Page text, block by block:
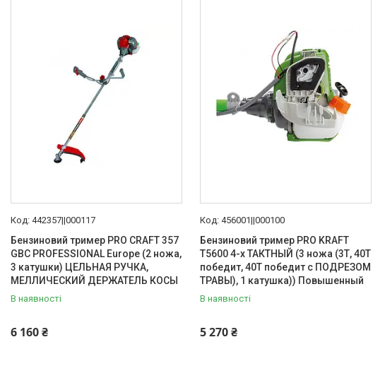
Товари та послуги
Відгуки
442357||000117
Бензиновий тример PRO СRAFT 357
GBC PROFESSIONAL Europe (2 ножа,
3 катушки) ЦЕЛЬНАЯ РУЧКА,
МЕЛЛИЧЕСКИЙ ДЕРЖАТЕЛЬ КОСЫ
В наявності
6 160 ₴
456001||000100
Бензиновий тример PRO KRAFT
Т5600 4-х ТАКТНЫЙ (3 ножа (3Т, 40Т
победит, 40Т победит с ПОДРЕЗОМ
ТРАВЫ), 1 катушка)) Повышенный
В наявності
5 270 ₴